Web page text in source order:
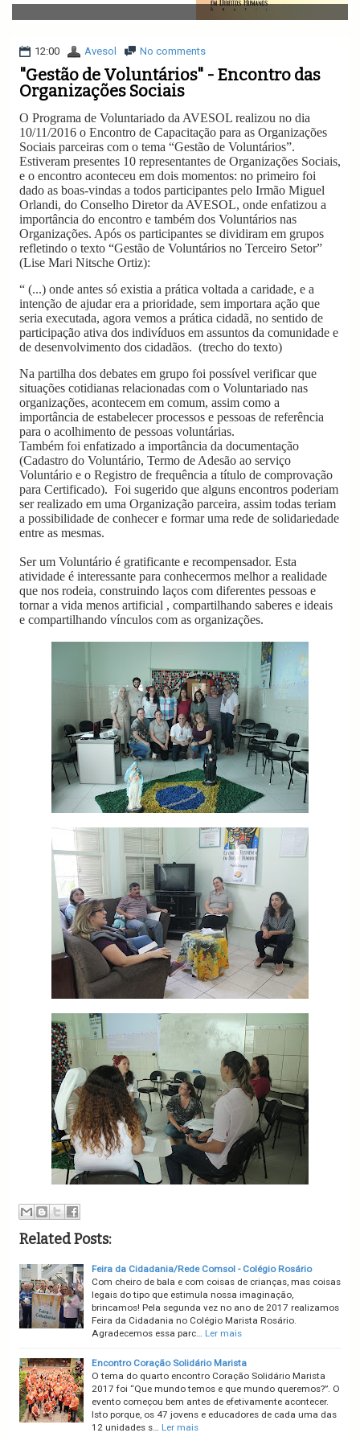
v
i
a
i
o
12:00 Avesol No comments
"Gestão de Voluntários" - Encontro das
Organizações Sociais
O Programa de Voluntariado da AVESOL realizou no dia
10/11/2016 o Encontro de Capacitação para as Organizações
Sociais parceiras com o tema “Gestão de Voluntários”.
Estiveram presentes 10 representantes de Organizações Sociais,
e o encontro aconteceu em dois momentos: no primeiro foi
dado as boas-vindas a todos participantes pelo Irmão Miguel
Orlandi, do Conselho Diretor da AVESOL, onde enfatizou a
importância do encontro e também dos Voluntários nas
Organizações. Após os participantes se dividiram em grupos
refletindo o texto “Gestão de Voluntários no Terceiro Setor”
(Lise Mari Nitsche Ortiz):
“ (...) onde antes só existia a prática voltada a caridade, e a
intenção de ajudar era a prioridade, sem importara ação que
seria executada, agora vemos a prática cidadã, no sentido de
participação ativa dos indivíduos em assuntos da comunidade e
de desenvolvimento dos cidadãos. (trecho do texto)
Na partilha dos debates em grupo foi possível verificar que
situações cotidianas relacionadas com o Voluntariado nas
organizações, acontecem em comum, assim como a
importância de estabelecer processos e pessoas de referência
para o acolhimento de pessoas voluntárias.
Também foi enfatizado a importância da documentação
(Cadastro do Voluntário, Termo de Adesão ao serviço
Voluntário e o Registro de frequência a título de comprovação
para Certificado). Foi sugerido que alguns encontros poderiam
ser realizado em uma Organização parceira, assim todas teriam
a possibilidade de conhecer e formar uma rede de solidariedade
entre as mesmas.
Ser um Voluntário é gratificante e recompensador. Esta
atividade é interessante para conhecermos melhor a realidade
que nos rodeia, construindo laços com diferentes pessoas e
tornar a vida menos artificial , compartilhando saberes e ideais
e compartilhando vínculos com as organizações.
Related Posts:
Feira da Cidadania/Rede Comsol - Colégio Rosário
Com cheiro de bala e com coisas de crianças, mas coisas
legais do tipo que estimula nossa imaginação,
brincamos! Pela segunda vez no ano de 2017 realizamos
Feira da Cidadania no Colégio Marista Rosário.
Agradecemos essa parc… Ler mais
Encontro Coração Solidário Marista
O tema do quarto encontro Coração Solidário Marista
2017 foi “Que mundo temos e que mundo queremos?”. O
evento começou bem antes de efetivamente acontecer.
Isto porque, os 47 jovens e educadores de cada uma das
12 unidades s… Ler mais